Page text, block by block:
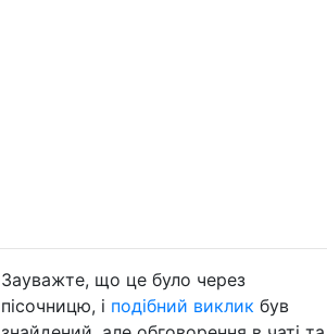
Зауважте, що це було через
пісочницю, і подібний виклик був